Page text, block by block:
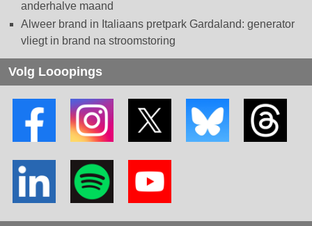
anderhalve maand
Alweer brand in Italiaans pretpark Gardaland: generator
vliegt in brand na stroomstoring
Volg Looopings